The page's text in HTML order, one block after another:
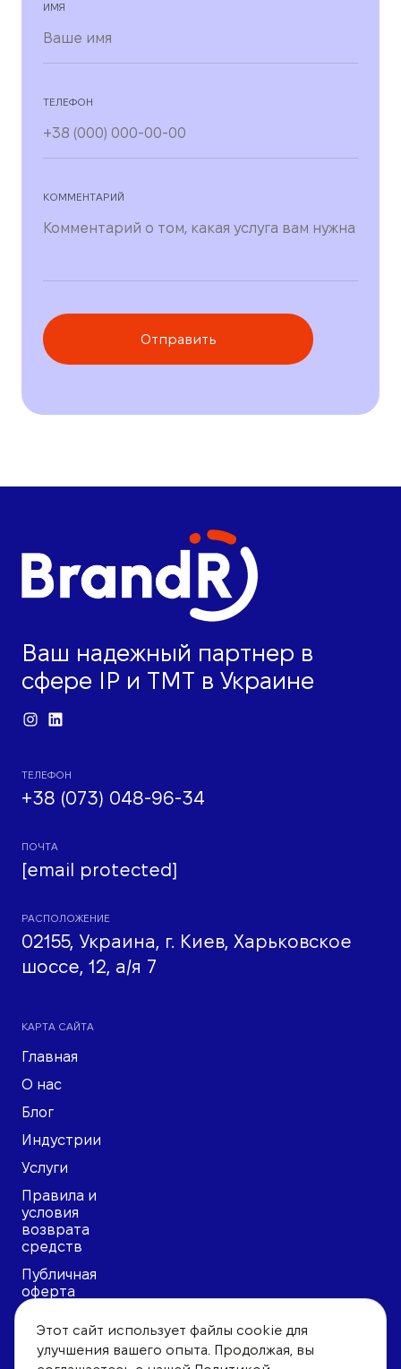
ИМЯ
ТЕЛЕФОН
КОММЕНТАРИЙ
Отправить
Ваш надежный партнер в
сфере IP и ТМТ в Украине
ТЕЛЕФОН
+38 (073) 048-96-34
ПОЧТА
[email protected]
РАСПОЛОЖЕНИЕ
02155, Украина, г. Киев, Харьковское
шоссе, 12, а/я 7
КАРТА САЙТА
Главная
О нас
Блог
Индустрии
Услуги
Правила и
условия
возврата
средств
Публичная
оферта
конфиденциальности
Пользовательское
Этот сайт использует файлы cookie для
улучшения вашего опыта. Продолжая, вы